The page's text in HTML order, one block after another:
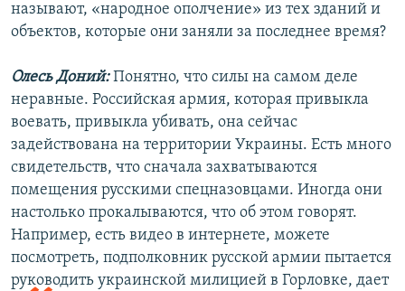
называют, «народное ополчение» из тех зданий и
объектов, которые они заняли за последнее время?
Олесь Доний:Понятно, что силы на самом деле
неравные. Российская армия, которая привыкла
воевать, привыкла убивать, она сейчас
задействована на территории Украины. Есть много
свидетельств, что сначала захватываются
помещения русскими спецназовцами. Иногда они
настолько прокалываются, что об этом говорят.
Например, есть видео в интернете, можете
посмотреть, подполковник русской армии пытается
руководить украинской милицией в Горловке, дает